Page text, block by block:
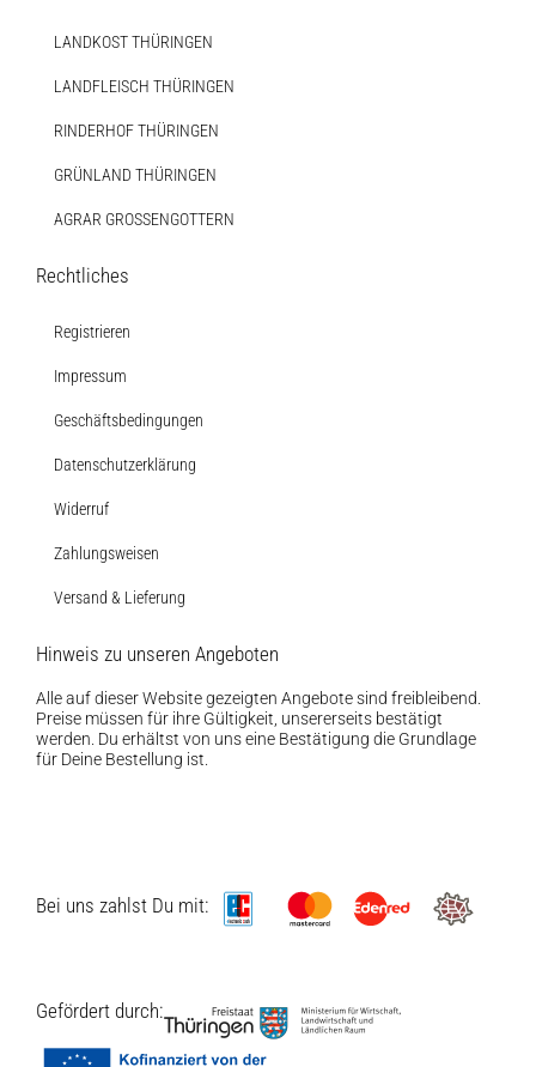
LANDKOST THÜRINGEN
LANDFLEISCH THÜRINGEN
RINDERHOF THÜRINGEN
GRÜNLAND THÜRINGEN
AGRAR GROSSENGOTTERN
Rechtliches
Registrieren
Impressum
Geschäftsbedingungen
Datenschutzerklärung
Widerruf
Zahlungsweisen
Versand & Lieferung
Hinweis zu unseren Angeboten
Alle auf dieser Website gezeigten Angebote sind freibleibend.
Preise müssen für ihre Gültigkeit, unsererseits bestätigt
werden. Du erhältst von uns eine Bestätigung die Grundlage
für Deine Bestellung ist.
Bei uns zahlst Du mit:
Gefördert durch: